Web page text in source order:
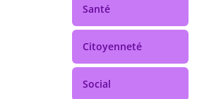
Santé
Citoyenneté
Social